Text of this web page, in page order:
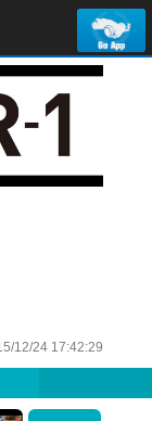
12/24 17:42:29